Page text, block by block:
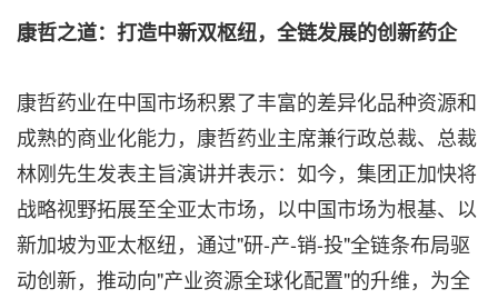
康哲之道：打造中新双枢纽，全链发展的创新药企
康哲药业在中国市场积累了丰富的差异化品种资源和
成熟的商业化能力，康哲药业主席兼行政总裁、总裁
林刚先生发表主旨演讲并表示：如今，集团正加快将
战略视野拓展至全亚太市场，以中国市场为根基、以
新加坡为亚太枢纽，通过"研-产-销-投"全链条布局驱
动创新，推动向"产业资源全球化配置"的升维，为全